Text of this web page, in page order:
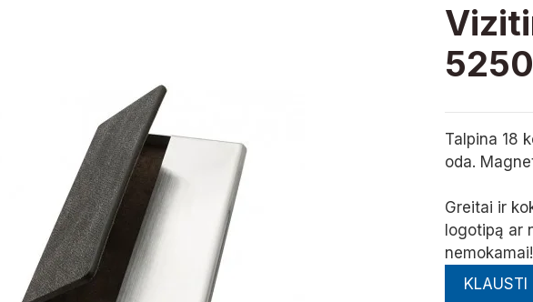
Talpina 18
oda.
Greitai ir
logotipą ar
nemokamai!
KLAUSTI